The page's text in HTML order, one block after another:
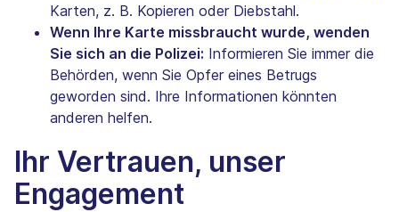
Karten, z. B. Kopieren oder Diebstahl.
Wenn Ihre Karte missbraucht wurde, wenden
Sie sich an die Polizei: Informieren Sie immer die
Behörden, wenn Sie Opfer eines Betrugs
geworden sind. Ihre Informationen könnten
anderen helfen.
Ihr Vertrauen, unser
Engagement